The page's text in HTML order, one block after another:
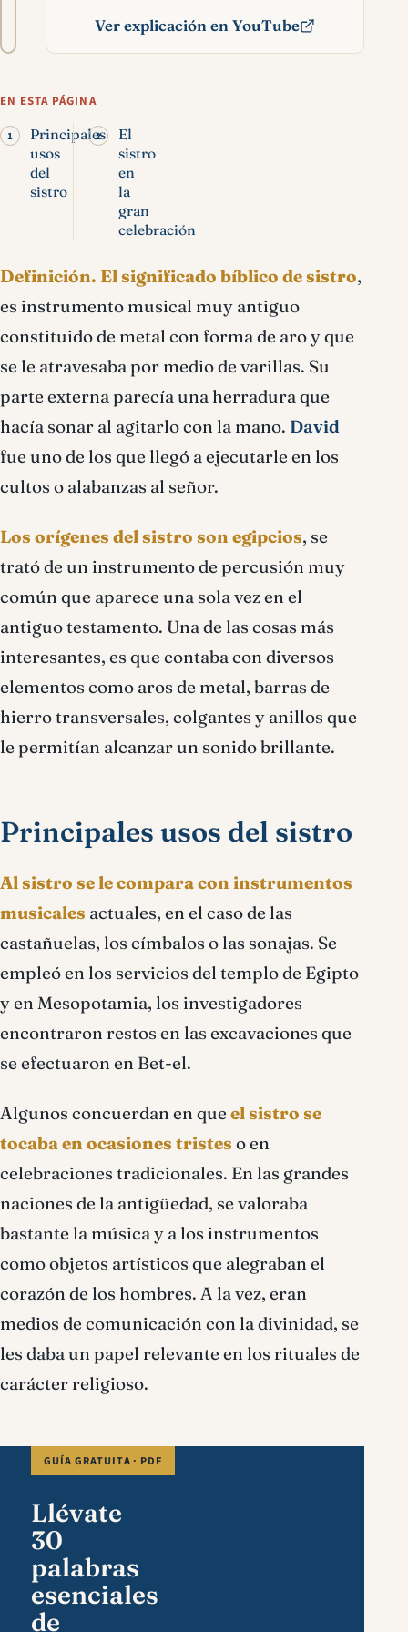
A− A+
Ver explicación en YouTube
EN ESTA PÁGINA
Principales
usos
del
sistro
El
sistro
en
la
gran
celebración
Definición. El significado bíblico de sistro,
es instrumento musical muy antiguo
constituido de metal con forma de aro y que
se le atravesaba por medio de varillas. Su
parte externa parecía una herradura que
hacía sonar al agitarlo con la mano. David
fue uno de los que llegó a ejecutarle en los
cultos o alabanzas al señor.
Los orígenes del sistro son egipcios, se
trató de un instrumento de percusión muy
común que aparece una sola vez en el
antiguo testamento. Una de las cosas más
interesantes, es que contaba con diversos
elementos como aros de metal, barras de
hierro transversales, colgantes y anillos que
le permitían alcanzar un sonido brillante.
Principales usos del sistro
Al sistro se le compara con instrumentos
musicales actuales, en el caso de las
castañuelas, los címbalos o las sonajas. Se
empleó en los servicios del templo de Egipto
y en Mesopotamia, los investigadores
encontraron restos en las excavaciones que
se efectuaron en Bet-el.
Algunos concuerdan en que el sistro se
tocaba en ocasiones tristes o en
celebraciones tradicionales. En las grandes
naciones de la antigüedad, se valoraba
bastante la música y a los instrumentos
como objetos artísticos que alegraban el
corazón de los hombres. A la vez, eran
medios de comunicación con la divinidad, se
les daba un papel relevante en los rituales de
carácter religioso.
GUÍA GRATUITA · PDF
Llévate
30
palabras
esenciales
de